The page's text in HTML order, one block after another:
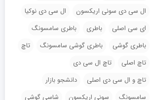
ال سی دی سونی اریکسون
ال سی دی نوکیا
ای سی اصلی
باطری
باطری سامسونگ
باطری گوشی
باطری گوشی سامسونگ
تاچ
تاچ اصلی
تاچ ال سی دی
تاچ و ال سی دی اصلی
دانشجو بازار
سامسونگ
سونی اریکسون
شاسی گوشی